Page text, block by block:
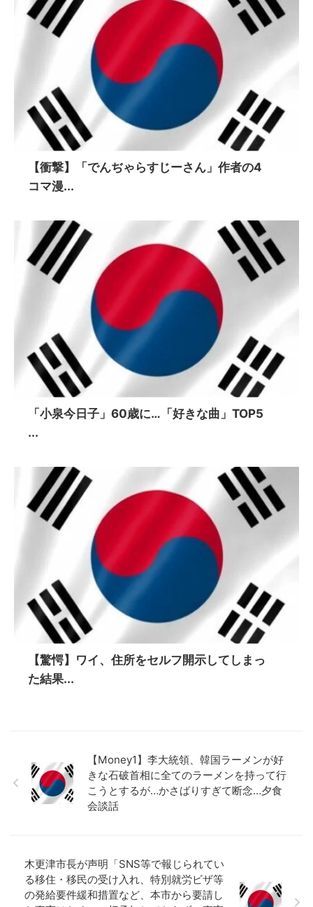
【衝撃】「でんぢゃらすじーさん」作者の4
コマ漫...
「小泉今日子」60歳に…「好きな曲」TOP5
...
【驚愕】ワイ、住所をセルフ開示してしまっ
た結果...
【Money1】李大統領、韓国ラーメンが好
きな石破首相に全てのラーメンを持って行
こうとするが…かさばりすぎて断念…夕食
会談話
木更津市長が声明「SNS等で報じられてい
る移住・移民の受け入れ、特別就労ビザ等
の発給要件緩和措置など、本市から要請し